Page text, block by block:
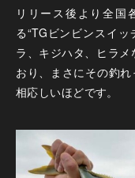
リリース後より全国
る“TGビンビンスイ
ラ、キジハタ、ヒラ
おり、まさにその釣
相応しいほどです。